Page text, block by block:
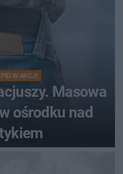
W AKCJI
Masowa
ośrodku nad